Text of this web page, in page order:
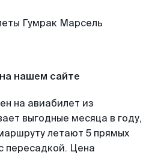
нашем сайте
на авиабилет из
выгодные месяца в году,
летают 5 прямых
пересадкой. Цена